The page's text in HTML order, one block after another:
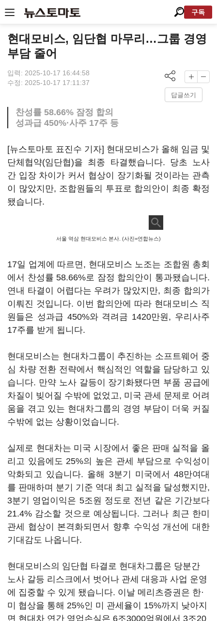
구독
현대모비스, 임단협 마무리…그룹 경영
부담 줄어
입력: 2025-10-17 16:44:58
수정: 2025-10-17 17:11:37
답글쓰기
찬성률 58.66% 잠정 합의
성과급 450%·사주 17주 등
[뉴스토마토 표진수 기자] 현대모비스가 올해 임금 및
단체협약(임단협)을 최종 타결했습니다. 당초 노사
간 입장 차이가 커서 협상이 장기화될 것이라는 관측
이 많았지만, 조합원들의 투표로 합의안이 최종 확정
됐습니다.
서울 역삼 현대모비스 본사. (사진=연합뉴스)
17일 업계에 따르면, 현대모비스 노조는 조합원 총회
에서 찬성률 58.66%로 잠정 합의안이 통과됐습니다.
연내 타결이 어렵다는 우려가 많았지만, 최종 합의가
이뤄진 것입니다. 이번 합의안에 따라 현대모비스 직
원들은 성과급 450%와 격려금 1420만원, 우리사주
17주를 받게 됩니다.
현대모비스는 현대차그룹이 추진하는 소프트웨어 중
심 차량 전환 전략에서 핵심적인 역할을 담당하고 있
습니다. 만약 노사 갈등이 장기화됐다면 부품 공급에
차질이 빚어질 수밖에 없었고, 미국 관세 문제로 어려
움을 겪고 있는 현대차그룹의 경영 부담이 더욱 커질
수밖에 없는 상황이었습니다.
실제로 현대차는 미국 시장에서 좋은 판매 실적을 올
리고 있음에도 25%의 높은 관세 부담으로 수익성이
악화되고 있습니다. 올해 3분기 미국에서 48만여대
를 판매하며 분기 기준 역대 최고 실적을 달성했지만,
3분기 영업이익은 5조원 정도로 전년 같은 기간보다
21.4% 감소할 것으로 예상됩니다. 그러나 최근 한미
관세 협상이 본격화되면서 향후 수익성 개선에 대한
기대감도 나옵니다.
현대모비스의 임단협 타결로 현대차그룹은 당분간
노사 갈등 리스크에서 벗어나 관세 대응과 사업 운영
에 집중할 수 있게 됐습니다. 이날 메리츠증권은 한·
미 협상을 통해 25%인 미 관세율이 15%까지 낮아지
면 현대차 연간 영업손실은 6조3000억원에서 3조20